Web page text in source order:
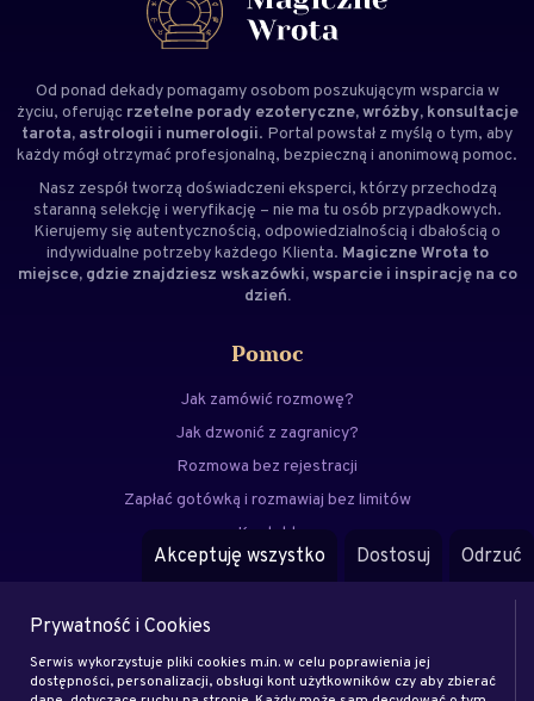
Od ponad dekady pomagamy osobom poszukującym wsparcia w
życiu, oferując rzetelne porady ezoteryczne, wróżby, konsultacje
tarota, astrologii i numerologii. Portal powstał z myślą o tym, aby
każdy mógł otrzymać profesjonalną, bezpieczną i anonimową pomoc.
Nasz zespół tworzą doświadczeni eksperci, którzy przechodzą
staranną selekcję i weryfikację – nie ma tu osób przypadkowych.
Kierujemy się autentycznością, odpowiedzialnością i dbałością o
indywidualne potrzeby każdego Klienta. Magiczne Wrota to
miejsce, gdzie znajdziesz wskazówki, wsparcie i inspirację na co
dzień.
Pomoc
Jak zamówić rozmowę?
Jak dzwonić z zagranicy?
Rozmowa bez rejestracji
Zapłać gotówką i rozmawiaj bez limitów
Kontakt
FAQ
Eksperci
Akceptuję wszystko Dostosuj Odrzuć
Prywatność i Cookies
Serwis wykorzystuje pliki cookies m.in. w celu poprawienia jej
dostępności, personalizacji, obsługi kont użytkowników czy aby zbierać